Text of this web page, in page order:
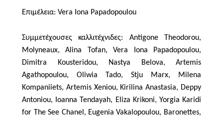
Επιμέλεια:Vera Iona Papadopoulou
Συμμετέχουσες καλλιτέχνιδες: Antigone Theodorou,
Molyneaux,Alina Tofan,Vera Iona Papadopoulou,
Dimitra
Kousteridou, Nastya Belova, Artemis
Agathopoulou,Oliwia Tado, Stju Marx,
Milena
Kompaniiets, Artemis Xeniou, Kirilina Anastasia, Deppy
Antoniou, Ioanna Tendayah, Eliza Krikoni, Yorgia Karidi
for The See Chanel , Eugenia Vakalopoulou, Baronettes,